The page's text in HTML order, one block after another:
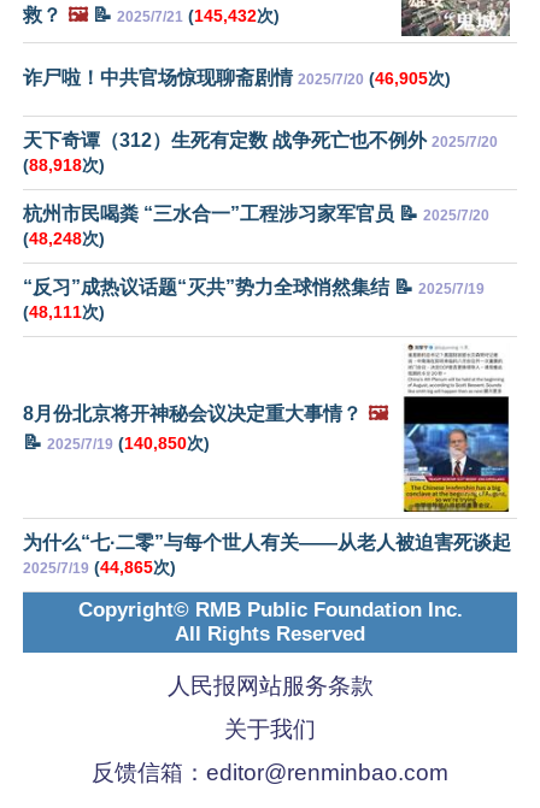
救？ 🖼️📝 2025/7/21 (145,432次)
诈尸啦！中共官场惊现聊斋剧情 2025/7/20 (46,905次)
天下奇谭（312）生死有定数 战争死亡也不例外 2025/7/20
(88,918次)
杭州市民喝粪 “三水合一”工程涉习家军官员 📝 2025/7/20
(48,248次)
“反习”成热议话题“灭共”势力全球悄然集结 📝 2025/7/19
(48,111次)
8月份北京将开神秘会议决定重大事情？ 🖼️
📝 2025/7/19 (140,850次)
为什么“七·二零”与每个世人有关——从老人被迫害死谈起
2025/7/19 (44,865次)
Copyright© RMB Public Foundation Inc.
All Rights Reserved
人民报网站服务条款
关于我们
反馈信箱： editor@renminbao.com